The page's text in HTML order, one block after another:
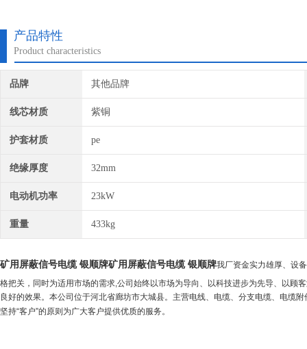
产品特性
Product characteristics
品牌 其他品牌
线芯材质 紫铜
护套材质 pe
绝缘厚度 32mm
电动机功率 23kW
重量 433kg
矿用屏蔽信号电缆 银顺牌矿用屏蔽信号电缆 银顺牌我厂资金实力雄厚、设
格把关，同时为适用市场的需求,公司始终以市场为导向、以科技进步为先导、以
良好的效果。本公司位于河北省廊坊市大城县。主营电线、电缆、分支电缆、电缆
坚持“客户”的原则为广大客户提供优质的服务。